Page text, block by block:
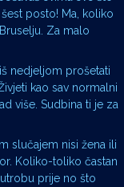
posto! Ma, koliko
Za malo
nedjeljom prošetati
kao sav normalni
više. Sudbina ti je za
slučajem nisi žena ili
Koliko-toliko častan
prije no što